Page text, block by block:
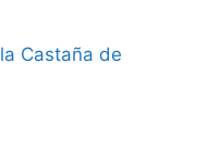
Castaña de